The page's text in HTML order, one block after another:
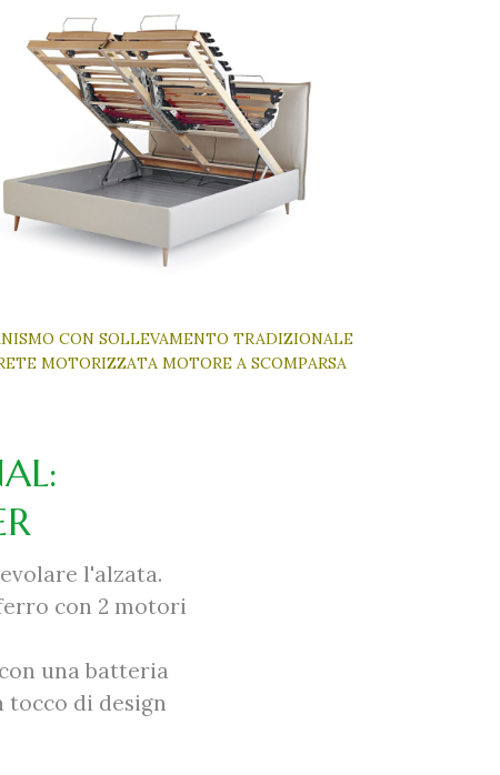
CON SOLLEVAMENTO TRADIZIONALE
MOTORIZZATA MOTORE A SCOMPARSA
l'alzata.
con 2 motori
una batteria
tocco di design